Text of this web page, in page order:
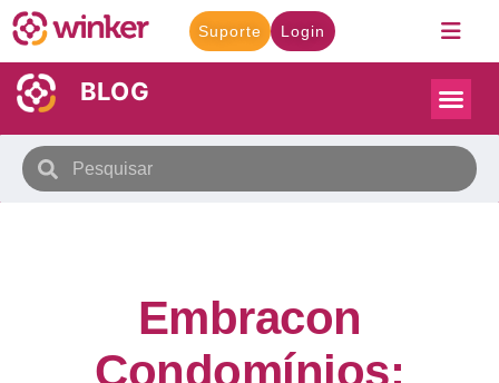
Suporte Login
BLOG
Embracon
Condomínios: